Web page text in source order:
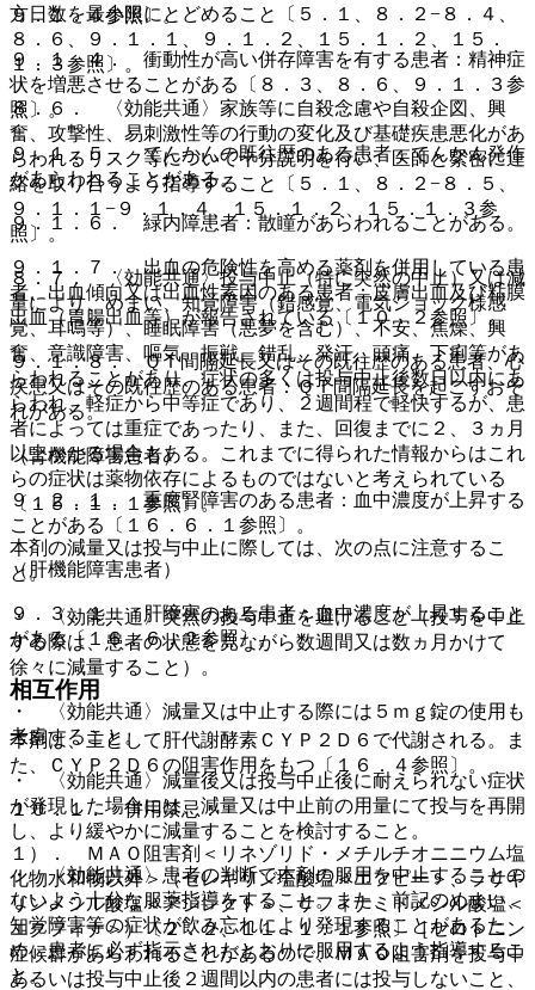
９．１．４参照〕。
９．１．４． 衝動性が高い併存障害を有する患者：精神症
状を増悪させることがある〔８．３、８．６、９．１．３参
照〕。
９．１．５． てんかんの既往歴のある患者：てんかん発作
があらわれることがある。
９．１．６． 緑内障患者：散瞳があらわれることがある。
９．１．７． 出血の危険性を高める薬剤を併用している患
者、出血傾向又は出血性素因のある患者：皮膚出血及び粘膜
出血（胃腸出血等）が報告されている〔１０．２参照〕。
９．１．８． ＱＴ間隔延長又はその既往歴のある患者、心
疾患又はその既往歴のある患者：ＱＴ間隔延長を起こすおそ
れがある。
（腎機能障害患者）
９．２．１． 重度腎障害のある患者：血中濃度が上昇する
ことがある〔１６．６．１参照〕。
（肝機能障害患者）
９．３．１． 肝障害のある患者：血中濃度が上昇すること
がある〔１６．６．２参照〕。
相互作用
本剤は、主として肝代謝酵素ＣＹＰ２Ｄ６で代謝される。ま
た、ＣＹＰ２Ｄ６の阻害作用をもつ〔１６．４参照〕。
１０．１． 併用禁忌：
１）． ＭＡＯ阻害剤＜リネゾリド・メチルチオニニウム塩
化物水和物以外＞（セレギリン塩酸塩＜エフピー＞、ラサギ
リンメシル酸塩＜アジレクト＞、サフィナミドメシル酸塩＜
エクフィナ＞）〔２．２、１１．１．１参照〕［セロトニン
症候群があらわれることがあるので、ＭＡＯ阻害剤を投与中
あるいは投与中止後２週間以内の患者には投与しないこと、
方日数を最小限にとどめること〔５．１、８．２−８．４、
８．６、９．１．１、９．１．２、１５．１．２、１５．
１．３参照〕。
８．６． 〈効能共通〉家族等に自殺念慮や自殺企図、興
奮、攻撃性、易刺激性等の行動の変化及び基礎疾患悪化があ
らわれるリスク等について十分説明を行い、医師と緊密に連
絡を取り合うよう指導すること〔５．１、８．２−８．５、
９．１．１−９．１．４、１５．１．２、１５．１．３参
照〕。
８．７． 〈効能共通〉投与中止（特に突然の中止）又は減
量により、めまい、知覚障害（錯感覚、電気ショック様感
覚、耳鳴等）、睡眠障害（悪夢を含む）、不安、焦燥、興
奮、意識障害、嘔気、振戦、錯乱、発汗、頭痛、下痢等があ
らわれることがあり、症状の多くは投与中止後数日以内にあ
らわれ、軽症から中等症であり、２週間程で軽快するが、患
者によっては重症であったり、また、回復までに２、３ヵ月
以上かかる場合もある。これまでに得られた情報からはこれ
らの症状は薬物依存によるものではないと考えられている
〔１５．１．１参照〕。
本剤の減量又は投与中止に際しては、次の点に注意するこ
と。
・ 〈効能共通〉突然の投与中止を避けること（投与を中止
する際は、患者の状態を見ながら数週間又は数ヵ月かけて
徐々に減量すること）。
・ 〈効能共通〉減量又は中止する際には５ｍｇ錠の使用も
考慮すること。
・ 〈効能共通〉減量後又は投与中止後に耐えられない症状
が発現した場合には、減量又は中止前の用量にて投与を再開
し、より緩やかに減量することを検討すること。
・ 〈効能共通〉患者の判断で本剤の服用を中止することの
ないよう十分な服薬指導をすること。また、前記のめまい、
知覚障害等の症状が飲み忘れにより発現することがあるた
め、患者に必ず指示されたとおりに服用するよう指導するこ
と。